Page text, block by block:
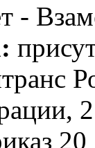
-
20